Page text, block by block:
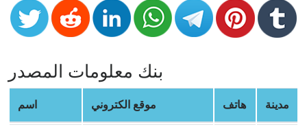
Credit
Card
Validator
Card
Generator
Random
بنك معلومات المصدر
اسم موقع الكتروني هاتف مدينة